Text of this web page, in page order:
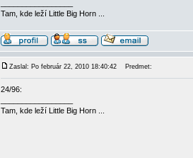
Tam, kde leží Little Big Horn ...
Zaslal: Po február 22, 2010 18:40:42 Predmet:
24/96:
Tam, kde leží Little Big Horn ...